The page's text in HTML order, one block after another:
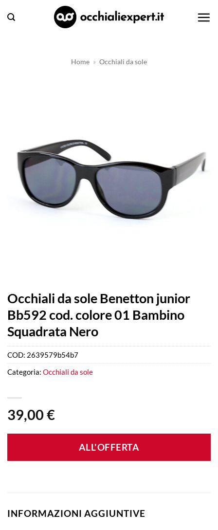
Home » Occhiali da sole
Occhiali da sole Benetton junior
Bb592 cod. colore 01 Bambino
Squadrata Nero
39,00 €
ALL'OFFERTA
COD: 2639579b54b7
Categoria: Occhiali da sole
INFORMAZIONI AGGIUNTIVE